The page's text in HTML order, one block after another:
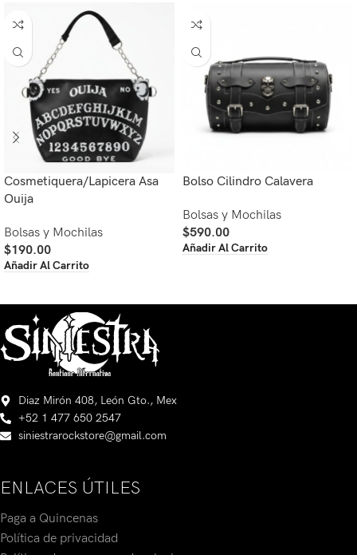
Cosmetiquera/Lapicera Asa
Ouija
Bolsas y Mochilas
$190.00
Añadir Al Carrito
Bolso Cilindro Calavera
Bolsas y Mochilas
$590.00
Añadir Al Carrito
Diaz Mirón 408, León Gto., Mex
+52 1 477 650 2547
siniestrarockstore@gmail.com
ENLACES ÚTILES
Paga a Quincenas
Política de privacidad